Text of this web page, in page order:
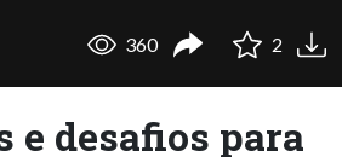
360 2
e desafios para